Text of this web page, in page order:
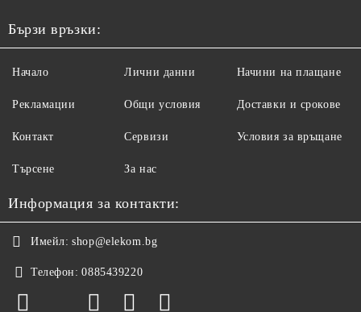
Бързи връзки:
Начало
Рекламации
Контакт
Търсене
Лични данни
Общи условия
Сервизи
За нас
Начини на плащане
Доставки и срокове
Условия за връщане
Информация за контакти:
Имейл: shop@elekom.bg
Телефон: 0885439220